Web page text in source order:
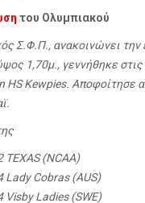
του Ολυμπιακού
Σ.Φ.Π., ανακοινώνει την
1,70μ., γεννήθηκε
HS Kewpies. Αποφοίτησε
TEXAS (NCAA)
Lady Cobras (AUS)
Visby Ladies (SWE)